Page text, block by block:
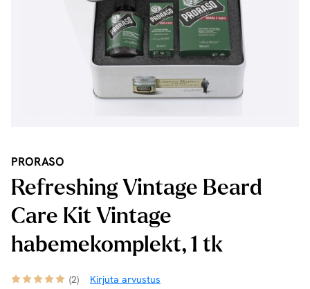
PRORASO
Refreshing Vintage Beard
Care Kit Vintage
habemekomplekt, 1 tk
(2) Kirjuta arvustus